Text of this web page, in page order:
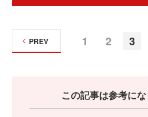
1 2 3
PREV
この記事は参考に